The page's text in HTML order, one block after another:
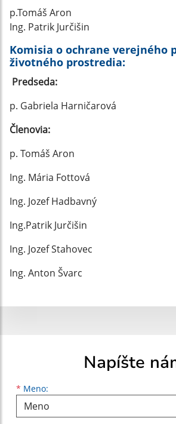
p.Tomáš Aron
Ing. Patrik Jurčišin
Komisia o ochrane verejného
životného prostredia:
Predseda:
p. Gabriela Harničarová
Členovia:
p. Tomáš Aron
Ing. Mária Fottová
Ing. Jozef Hadbavný
Ing.Patrik Jurčišin
Ing. Jozef Stahovec
Ing. Anton Švarc
Napíšte
* Meno:
Meno
Priezvisko
E-mailová adresa